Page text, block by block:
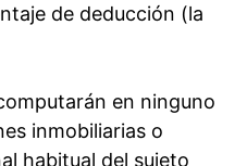
de deducción (la
en ninguno
inmobiliarias o
habitual del sujeto